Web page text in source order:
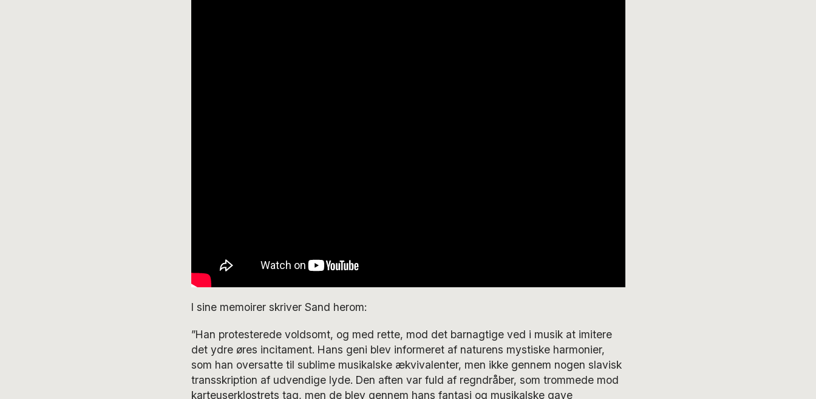
I sine memoirer skriver Sand herom:
”Han protesterede voldsomt, og med rette, mod det barnagtige ved i musik at imitere
det ydre øres incitament. Hans geni blev informeret af naturens mystiske harmonier,
som han oversatte til sublime musikalske ækvivalenter, men ikke gennem nogen slavisk
transskription af udvendige lyde. Den aften var fuld af regndråber, som trommede mod
karteuserklostrets tag, men de blev gennem hans fantasi og musikalske gave